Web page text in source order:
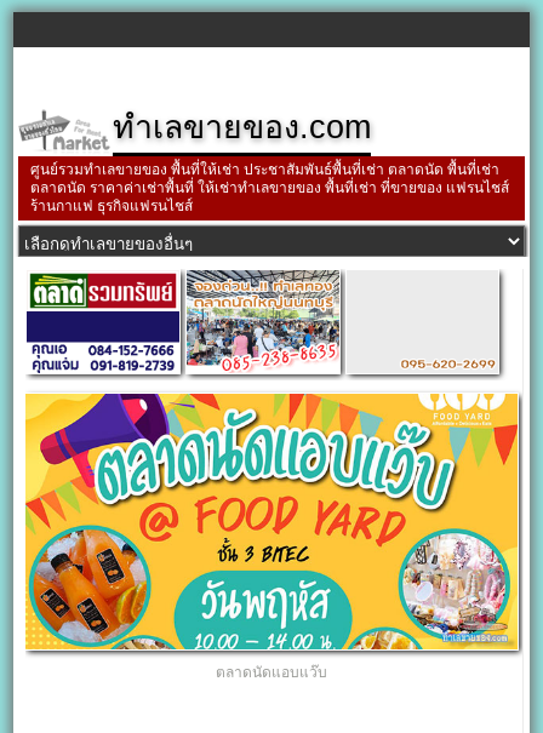
ทำเลขายของ.com
ศูนย์รวมทำเลขายของ พื้นที่ให้เช่า ประชาสัมพันธ์พื้นที่เช่า ตลาดนัด พื้นที่เช่า
ตลาดนัด ราคาค่าเช่าพื้นที่ ให้เช่าทำเลขายของ พื้นที่เช่า ที่ขายของ แฟรนไชส์
ร้านกาแฟ ธุรกิจแฟรนไชส์
ตลาดนัดแอบแว๊บ